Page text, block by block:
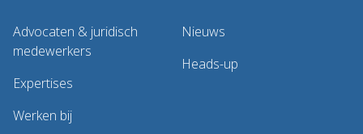
Advocaten & juridisch
medewerkers
Expertises
Werken bij
Nieuws
Heads-up